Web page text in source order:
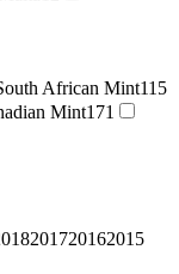
African Mint115
Mint171
201720162015